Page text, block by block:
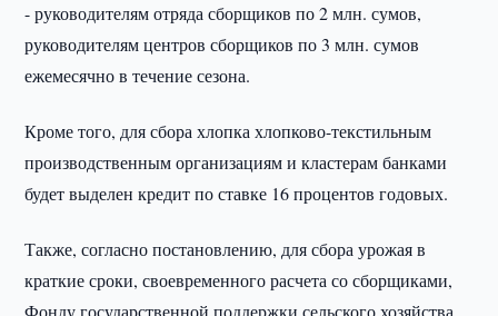
- руководителям отряда сборщиков по 2 млн. сумов,
руководителям центров сборщиков по 3 млн. сумов
ежемесячно в течение сезона.
Кроме того, для сбора хлопка хлопково-текстильным
производственным организациям и кластерам банками
будет выделен кредит по ставке 16 процентов годовых.
Также, согласно постановлению, для сбора урожая в
краткие сроки, своевременного расчета со сборщиками,
Фонду государственной поддержки сельского хозяйства